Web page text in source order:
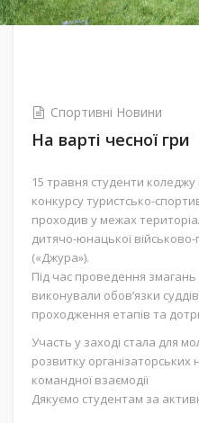
Спортивні Новини
На варті чесної гри
15 травня студенти коледжу
конкурсу туристсько-
проходив у межах
дитячо-юнацької військово-
(«Джура»).
Під час проведення
виконували обов’язки
проходження етапів та
Участь у заході стала для
розвитку організаторських
командної взаємодії
Дякуємо студентам за